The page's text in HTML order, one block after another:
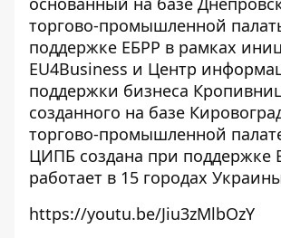
торгово-промышленной
поддержке ЕБРР в рамках
EU4Business и Центр
поддержки бизнеса
созданного на базе
торгово-промышленной
ЦИПБ создана при поддержке
работает в 15 городах
https://youtu.be/Jiu3zMlbOzY